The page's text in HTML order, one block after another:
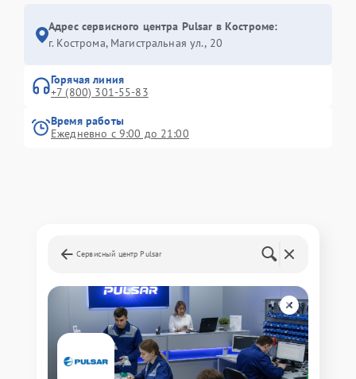
Адрес сервисного центра Pulsar в Костроме:
г. Кострома, Магистральная ул., 20
Горячая линия
+7 (800) 301-55-83
Время работы
Ежедневно с 9:00 до 21:00
Сервисный центр Pulsar